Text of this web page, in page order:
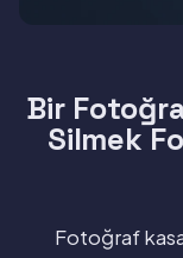
Bir
Silmek
Fotoğraf